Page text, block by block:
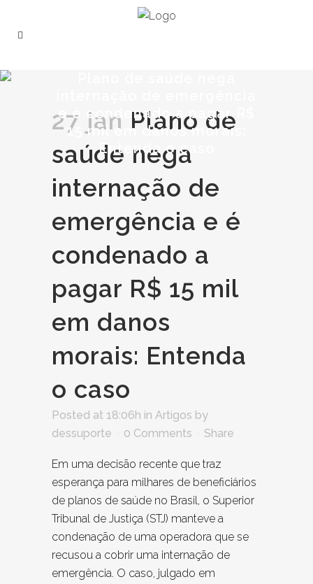
e é condenado a pagar R$
15 mil em danos morais:
Entenda o caso
27 jan Plano de
saúde nega
internação de
emergência e é
condenado a
pagar R$ 15 mil
em danos
morais: Entenda
o caso
Posted at 18:06h in Artigos by
dessuporte
0 Comments Share
Em uma decisão recente que traz
esperança para milhares de beneficiários
de planos de saúde no Brasil, o Superior
Tribunal de Justiça (STJ) manteve a
condenação de uma operadora que se
recusou a cobrir uma internação de
emergência. O caso, julgado em